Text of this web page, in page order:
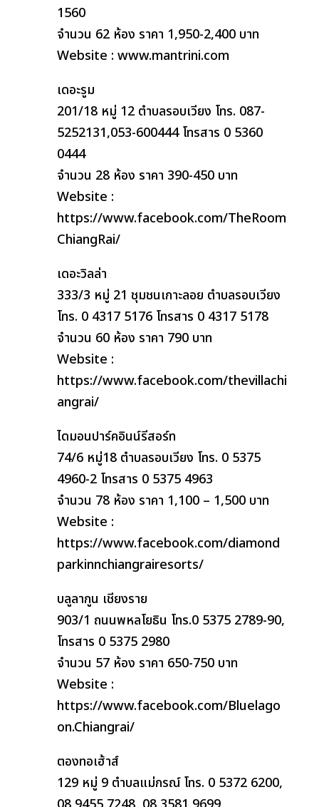
1560
จำนวน 62 ห้อง ราคา 1,950-2,400 บาท
Website : www.mantrini.com
เดอะรูม
201/18 หมู่ 12 ตำบลรอบเวียง โทร. 087-
5252131,053-600444 โทรสาร 0 5360
0444
จำนวน 28 ห้อง ราคา 390-450 บาท
Website :
https://www.facebook.com/TheRoom
ChiangRai/
เดอะวิลล่า
333/3 หมู่ 21 ชุมชนเกาะลอย ตำบลรอบเวียง
โทร. 0 4317 5176 โทรสาร 0 4317 5178
จำนวน 60 ห้อง ราคา 790 บาท
Website :
https://www.facebook.com/thevillachi
angrai/
ไดมอนปาร์คอินน์รีสอร์ท
74/6 หมู่18 ตำบลรอบเวียง โทร. 0 5375
4960-2 โทรสาร 0 5375 4963
จำนวน 78 ห้อง ราคา 1,100 – 1,500 บาท
Website :
https://www.facebook.com/diamond
parkinnchiangrairesorts/
บลูลากูน เชียงราย
903/1 ถนนพหลโยธิน โทร.0 5375 2789-90,
โทรสาร 0 5375 2980
จำนวน 57 ห้อง ราคา 650-750 บาท
Website :
https://www.facebook.com/Bluelago
on.Chiangrai/
ตองทอเฮ้าส์
129 หมู่ 9 ตำบลแม่กรณ์ โทร. 0 5372 6200,